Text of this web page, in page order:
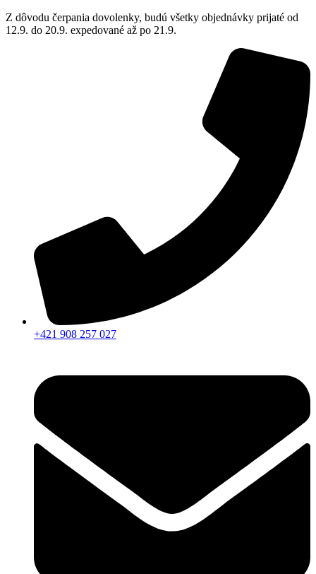
Z dôvodu čerpania dovolenky, budú všetky objednávky prijaté od
12.9. do 20.9. expedované až po 21.9.
+421 908 257 027